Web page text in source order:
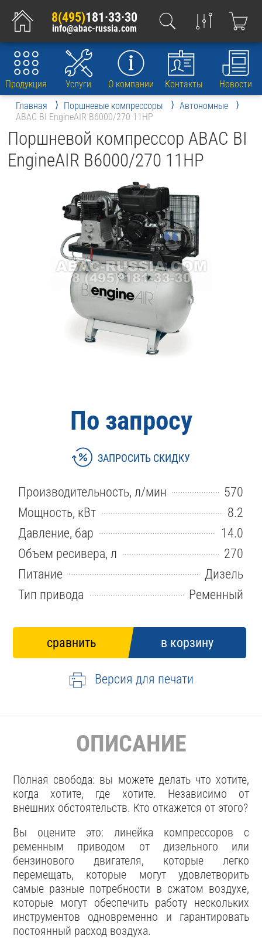
8(495)181·33·30
info@abac-russia.com
Продукция Услуги О компании Контакты
Новости
Главная
Поршневые компрессоры
Автономные
ABAC BI EngineAIR B6000/270 11HP
Поршневой компрессор ABAC BI
EngineAIR B6000/270 11HP
По запросу
ЗАПРОСИТЬ СКИДКУ
Производительность, л/мин
570
Мощность, кВт
8.2
Давление, бар
14.0
Объем ресивера, л
270
Питание
Дизель
Тип привода
Ременный
Версия для печати
ОПИСАНИЕ
Полная свобода: вы можете делать что хотите,
когда хотите, где хотите. Независимо от
внешних обстоятельств. Кто откажется от этого?
Вы оцените это: линейка компрессоров с
ременным приводом от дизельного или
бензинового двигателя, которые легко
перемещать, которые могут удовлетворить
самые разные потребности в сжатом воздухе,
которые могут обеспечить работу нескольких
инструментов одновременно и гарантировать
постоянный расход воздуха.